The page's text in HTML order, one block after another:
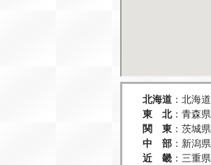
北海道 ： 北海道
東 北： 青森県
関 東 ： 茨城県
中 部 ： 新潟県
近 畿 ： 三重県